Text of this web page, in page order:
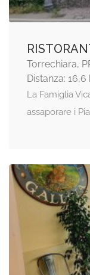
Torrechiara,
Distanza: 16,6
La Famiglia
assaporare i